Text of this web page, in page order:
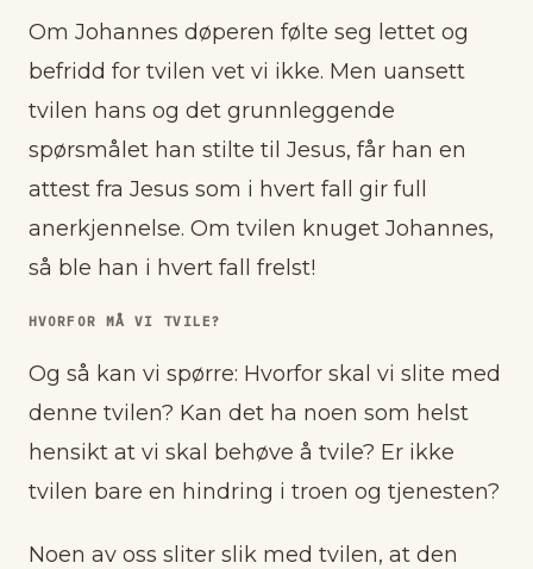
Om Johannes døperen følte seg lettet og
befridd for tvilen vet vi ikke. Men uansett
tvilen hans og det grunnleggende
spørsmålet han stilte til Jesus, får han en
attest fra Jesus som i hvert fall gir full
anerkjennelse. Om tvilen knuget Johannes,
så ble han i hvert fall frelst!
HVORFOR MÅ VI TVILE?
Og så kan vi spørre: Hvorfor skal vi slite med
denne tvilen? Kan det ha noen som helst
hensikt at vi skal behøve å tvile? Er ikke
tvilen bare en hindring i troen og tjenesten?
Noen av oss sliter slik med tvilen, at den